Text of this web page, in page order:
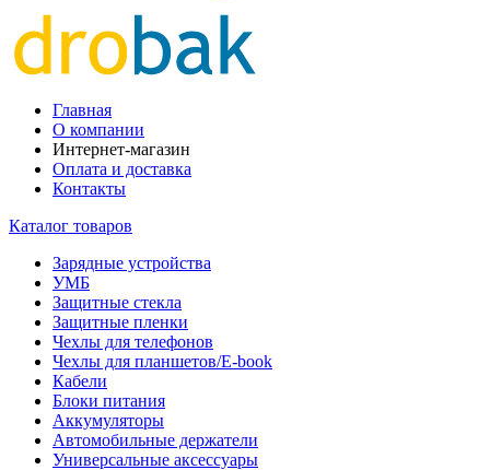
Главная
О компании
Интернет-магазин
Оплата и доставка
Контакты
Каталог товаров
Зарядные устройства
УМБ
Защитные стекла
Защитные пленки
Чехлы для телефонов
Чехлы для планшетов/E-book
Кабели
Блоки питания
Аккумуляторы
Автомобильные держатели
Универсальные аксессуары